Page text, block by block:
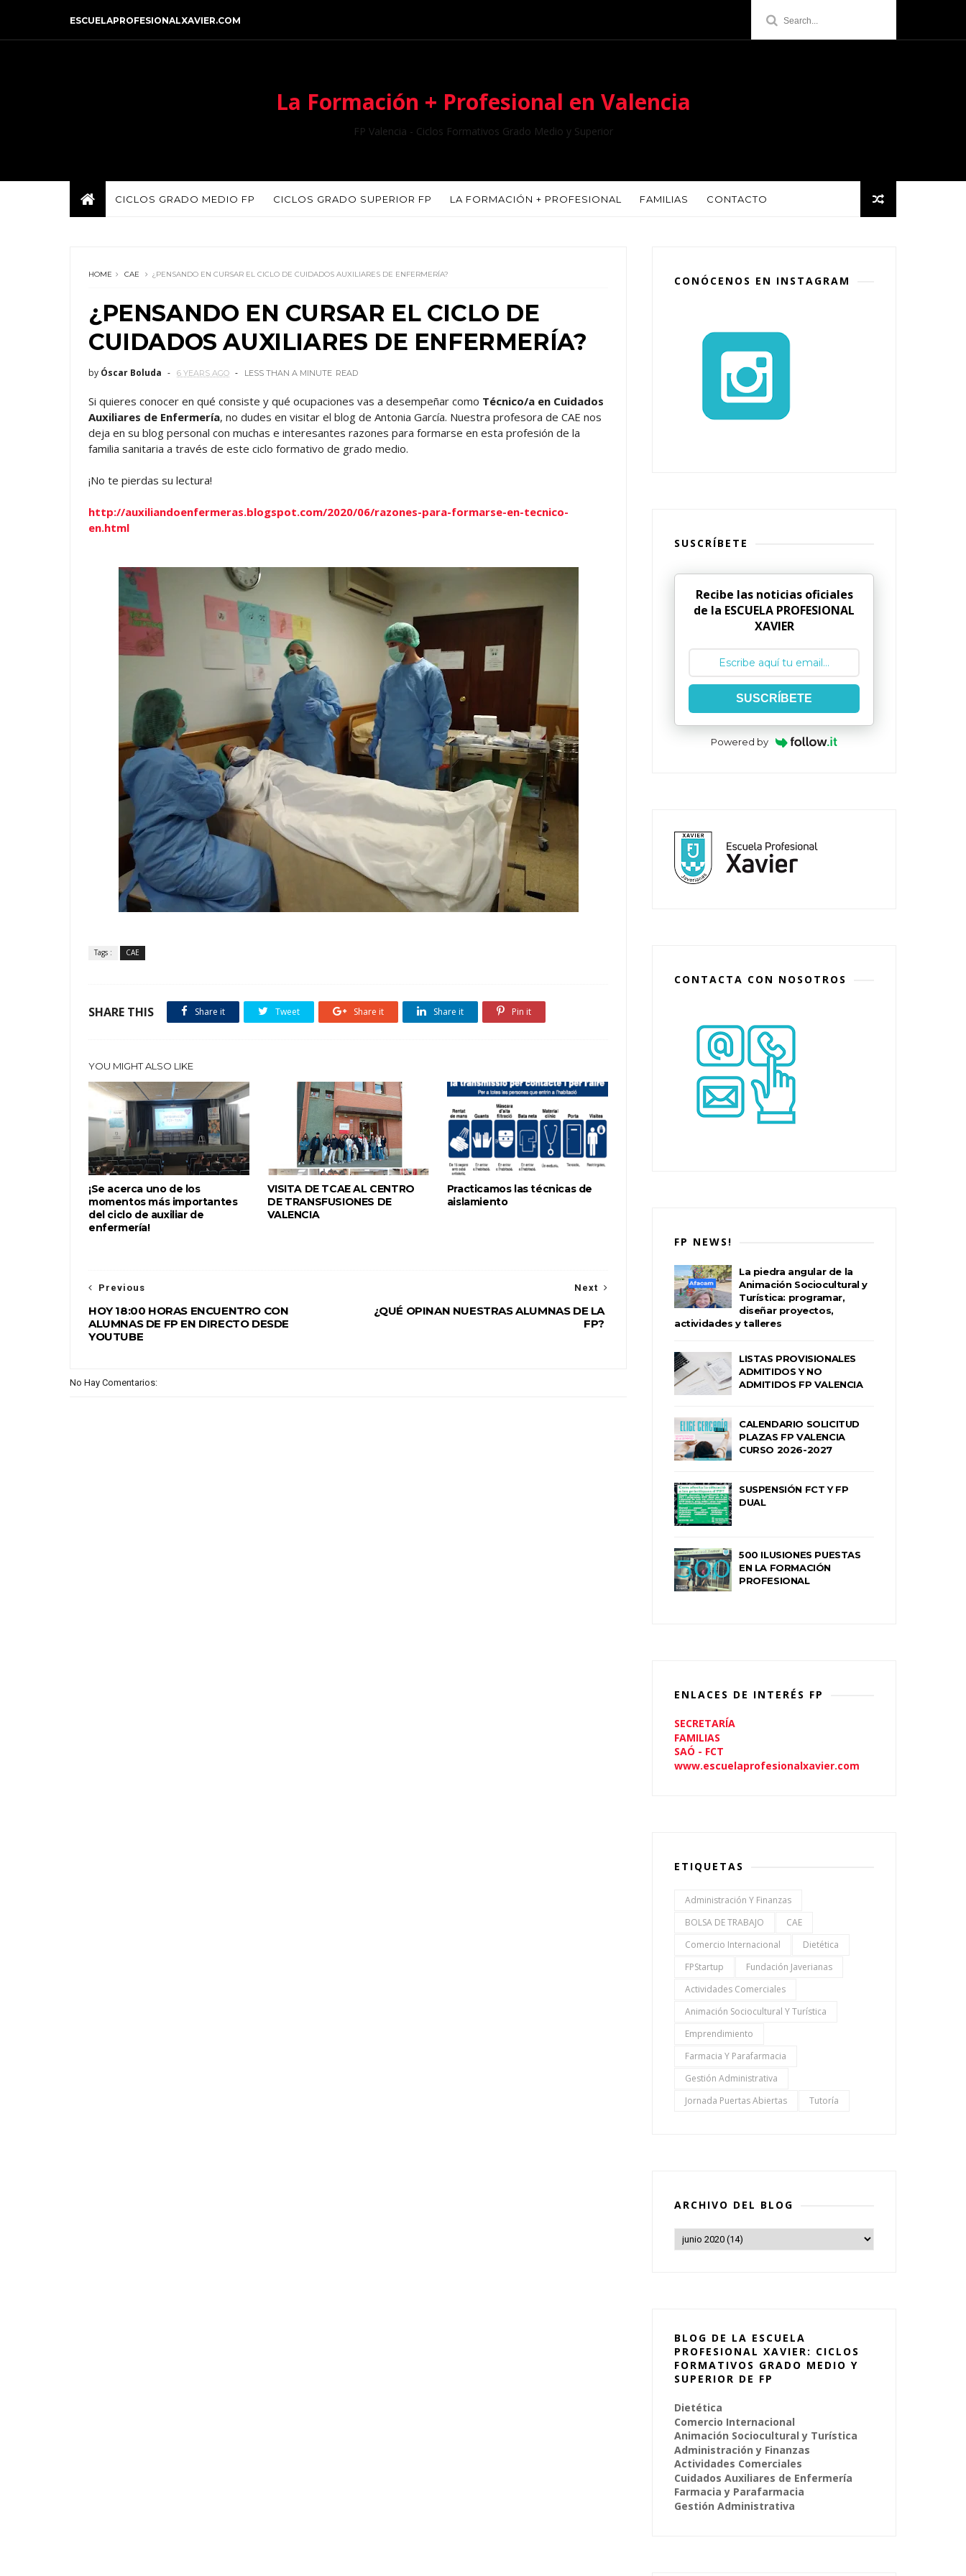
ESCUELAPROFESIONALXAVIER.COM
La Formación + Profesional en Valencia
FP Valencia - Ciclos Formativos Grado Medio y Superior
CICLOS GRADO MEDIO FP CICLOS GRADO SUPERIOR FP LA FORMACIÓN + PROFESIONAL FAMILIAS CONTACTO
HOME CAE ¿PENSANDO EN CURSAR EL CICLO DE CUIDADOS AUXILIARES DE ENFERMERÍA?
¿PENSANDO EN CURSAR EL CICLO DE
CUIDADOS AUXILIARES DE ENFERMERÍA?
by Óscar Boluda 6 YEARS AGO LESS THAN A MINUTE READ
Si quieres conocer en qué consiste y qué ocupaciones vas a desempeñar como Técnico/a en Cuidados
Auxiliares de Enfermería, no dudes en visitar el blog de Antonia García. Nuestra profesora de CAE nos
deja en su blog personal con muchas e interesantes razones para formarse en esta profesión de la
familia sanitaria a través de este ciclo formativo de grado medio.
¡No te pierdas su lectura!
http://auxiliandoenfermeras.blogspot.com/2020/06/razones-para-formarse-en-tecnico-
en.html
Tags : CAE
SHARE THIS Share it Tweet Share it Share it Pin it
YOU MIGHT ALSO LIKE
¡Se acerca uno de los
momentos más importantes
del ciclo de auxiliar de
enfermería!
VISITA DE TCAE AL CENTRO
DE TRANSFUSIONES DE
VALENCIA
Practicamos las técnicas de
aislamiento
Next
¿QUÉ OPINAN NUESTRAS ALUMNAS DE LA
FP?
Previous
HOY 18:00 HORAS ENCUENTRO CON
ALUMNAS DE FP EN DIRECTO DESDE
YOUTUBE
No Hay Comentarios:
CONÓCENOS EN INSTAGRAM
SUSCRÍBETE
Recibe las noticias oficiales
de la ESCUELA PROFESIONAL
XAVIER
SUSCRÍBETE
Powered by
CONTACTA CON NOSOTROS
FP NEWS!
La piedra angular de la
Animación Sociocultural y
Turística: programar,
diseñar proyectos,
actividades y talleres
LISTAS PROVISIONALES
ADMITIDOS Y NO
ADMITIDOS FP VALENCIA
CALENDARIO SOLICITUD
PLAZAS FP VALENCIA
CURSO 2026-2027
SUSPENSIÓN FCT Y FP
DUAL
500 ILUSIONES PUESTAS
EN LA FORMACIÓN
PROFESIONAL
ENLACES DE INTERÉS FP
SECRETARÍA
FAMILIAS
SAÓ - FCT
www.escuelaprofesionalxavier.com
ETIQUETAS
Administración Y Finanzas
BOLSA DE TRABAJO
CAE
Comercio Internacional
Dietética
FPStartup
Fundación Javerianas
Actividades Comerciales
Animación Sociocultural Y Turística
Emprendimiento
Farmacia Y Parafarmacia
Gestión Administrativa
Jornada Puertas Abiertas
Tutoría
ARCHIVO DEL BLOG
BLOG DE LA ESCUELA
PROFESIONAL XAVIER: CICLOS
FORMATIVOS GRADO MEDIO Y
SUPERIOR DE FP
Dietética
Comercio Internacional
Animación Sociocultural y Turística
Administración y Finanzas
Actividades Comerciales
Cuidados Auxiliares de Enfermería
Farmacia y Parafarmacia
Gestión Administrativa